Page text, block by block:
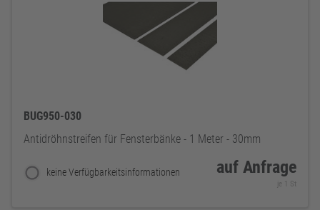
BUG950-030
Antidröhnstreifen für Fensterbänke - 1 Meter - 30mm
keine Verfügbarkeitsinformationen auf Anfrage
je 1 St